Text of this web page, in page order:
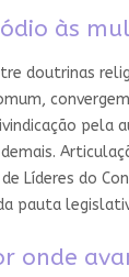
às
doutrinas
pela
Líderes do
pauta
onde